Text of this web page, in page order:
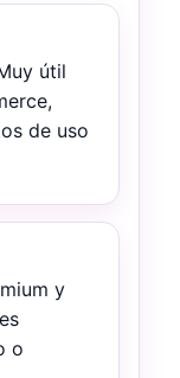
útil
de uso
y
o